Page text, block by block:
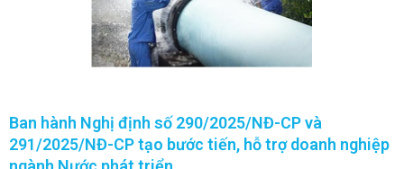
Ban hành Nghị định số 290/2025/NĐ-CP và
291/2025/NĐ-CP tạo bước tiến, hỗ trợ doanh nghiệp